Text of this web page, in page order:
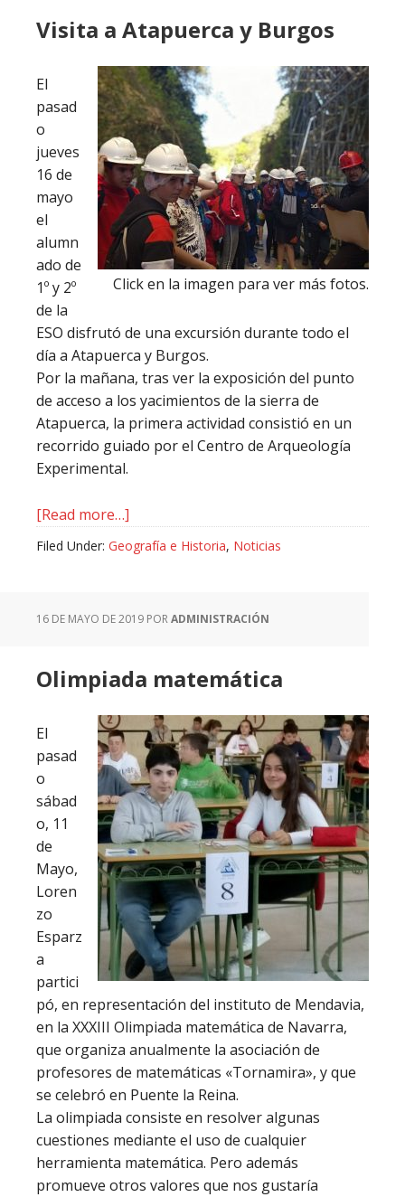
Visita a Atapuerca y Burgos
Click en la imagen para ver más fotos.
El
pasad
o
jueves
16 de
mayo
el
alumn
ado de
1º y 2º
de la
ESO disfrutó de una excursión durante todo el
día a Atapuerca y Burgos.
Por la mañana, tras ver la exposición del punto
de acceso a los yacimientos de la sierra de
Atapuerca, la primera actividad consistió en un
recorrido guiado por el Centro de Arqueología
Experimental.
[Read more…]
Visita
a
Burgos
Filed Under: Geografía e Historia, Noticias
16 DE MAYO DE 2019 PORADMINISTRACIÓN
Olimpiada matemática
El
pasad
o
sábad
o, 11
de
Mayo,
Loren
zo
Esparz
a
partici
pó, en representación del instituto de Mendavia,
en la XXXIII Olimpiada matemática de Navarra,
que organiza anualmente la asociación de
profesores de matemáticas «Tornamira», y que
se celebró en Puente la Reina.
La olimpiada consiste en resolver algunas
cuestiones mediante el uso de cualquier
herramienta matemática. Pero además
promueve otros valores que nos gustaría